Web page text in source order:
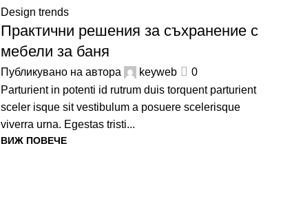
Design trends
Практични решения за съхранение с
мебели за баня
Публикувано на автора keyweb
0
Parturient in potenti id rutrum duis torquent parturient
sceler isque sit vestibulum a posuere scelerisque
viverra urna. Egestas tristi...
ВИЖ ПОВЕЧЕ